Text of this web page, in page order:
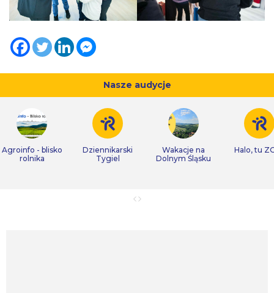
Nasze audycje
Agroinfo - blisko
rolnika
Dziennikarski
Tygiel
Wakacje na
Dolnym Śląsku
Halo, tu